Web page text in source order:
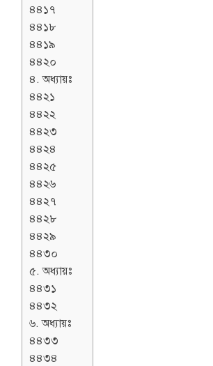
৪৪১৭
৪৪১৮
৪৪১৯
৪৪২০
৪. অধ্যায়ঃ
৪৪২১
৪৪২২
৪৪২৩
৪৪২৪
৪৪২৫
৪৪২৬
৪৪২৭
৪৪২৮
৪৪২৯
৪৪৩০
৫. অধ্যায়ঃ
৪৪৩১
৪৪৩২
৬. অধ্যায়ঃ
৪৪৩৩
৪৪৩৪